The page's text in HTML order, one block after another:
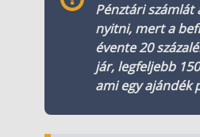
Pénztári számlát
nyitni, mert a
évente20
jár, legfeljebb
ami egy ajándék